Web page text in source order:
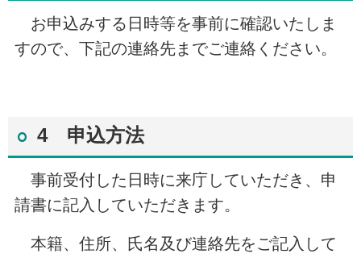
お申込みする日時等を事前に確認いたしま
すので、下記の連絡先までご連絡ください。
4 申込方法
事前受付した日時に来庁していただき、申
請書に記入していただきます。
本籍、住所、氏名及び連絡先をご記入して